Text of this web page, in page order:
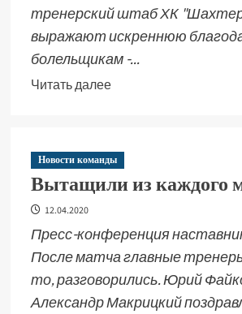
тренерский штаб ХК
выражают искреннюю
болельщикам -...
Читать далее
Новости команды
Вытащили из каждого
12.04.2020
Пресс-конференция
После матча главные
то, разговорились. Юрий
Александр Макрицкий